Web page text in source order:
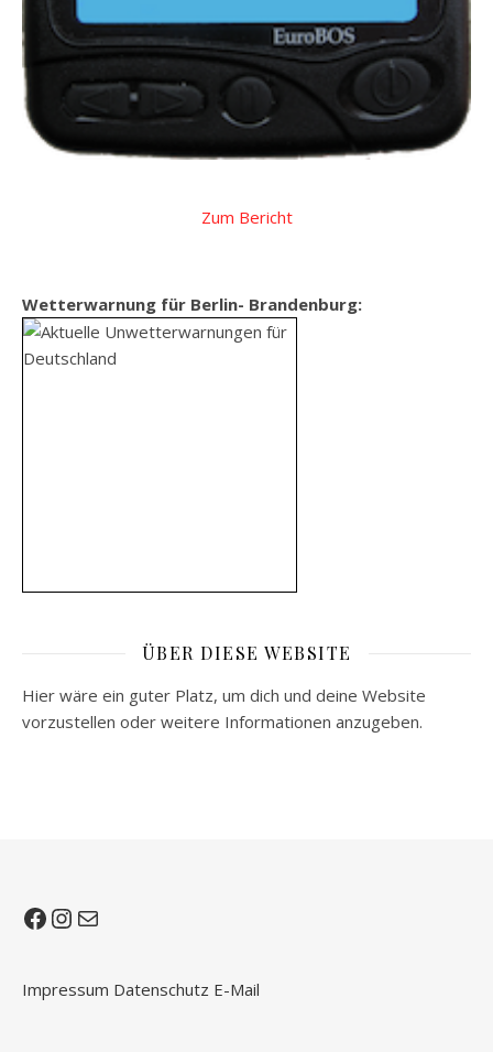
Zum Bericht
Wetterwarnung für Berlin- Brandenburg:
ÜBER DIESE WEBSITE
Hier wäre ein guter Platz, um dich und deine Website
vorzustellen oder weitere Informationen anzugeben.
Facebook
Instagram
E-Mail
Impressum Datenschutz E-Mail